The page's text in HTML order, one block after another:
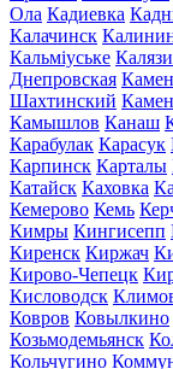
Ола Кадиевка
Калачинск
Кальміуське
Днепровская
Шахтинский
Камышлов Канаш
Карабулак Карасук
Карпинск Карталы
Катайск Каховка
Кемерово Кемь
Кимры Кингисепп
Киренск Киржач
Кирово-Чепецк
Кисловодск
Ковров Ковылкино
Козьмодемьянск
Кольчугино